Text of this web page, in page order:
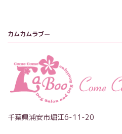
カムカムラブー
千葉県浦安市堀江6-11-20